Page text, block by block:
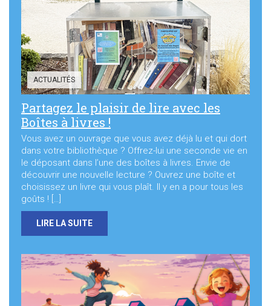
Sortir à Ste Gen’
ACTUALITÉS
Partagez le plaisir de lire avec les
Boîtes à livres !
Vous avez un ouvrage que vous avez déjà lu et qui dort
dans votre bibliothèque ? Offrez-lui une seconde vie en
le déposant dans l’une des boîtes à livres. Envie de
découvrir une nouvelle lecture ? Ouvrez une boîte et
choisissez un livre qui vous plaît. Il y en a pour tous les
goûts ! […]
LIRE LA SUITE